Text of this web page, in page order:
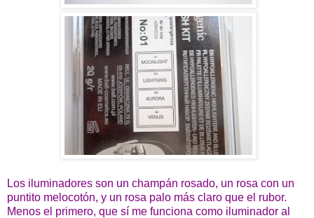
Los iluminadores son un champán rosado, un rosa con un
puntito melocotón, y un rosa palo más claro que el rubor.
Menos el primero, que sí me funciona como iluminador al